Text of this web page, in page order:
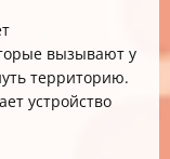
вызывают у
территорию.
устройство